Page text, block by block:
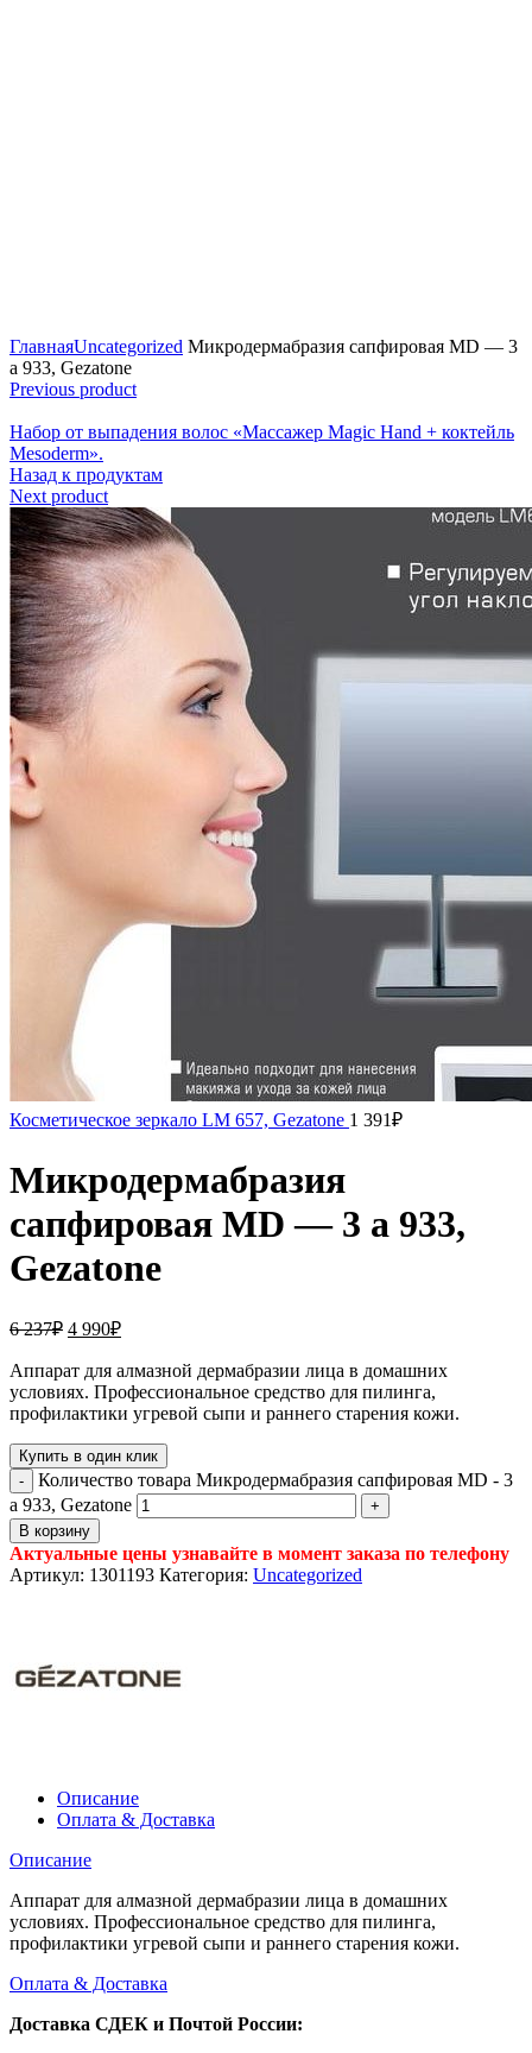
ГлавнаяUncategorized Микродермабразия сапфировая MD — 3
a 933, Gezatone
Previous product
Набор от выпадения волос «Массажер Magic Hand + коктейль
Mesoderm».
Назад к продуктам
Next product
Косметическое зеркало LM 657, Gezatone 1 391₽
Микродермабразия
сапфировая MD — 3 a 933,
Gezatone
6 237₽ 4 990₽
Аппарат для алмазной дермабразии лица в домашних
условиях. Профессиональное средство для пилинга,
профилактики угревой сыпи и раннего старения кожи.
Купить в один клик
Количество товара Микродермабразия сапфировая MD - 3
a 933, Gezatone
В корзину
Актуальные цены узнавайте в момент заказа по телефону
Артикул: 1301193 Категория: Uncategorized
Описание
Оплата & Доставка
Описание
Аппарат для алмазной дермабразии лица в домашних
условиях. Профессиональное средство для пилинга,
профилактики угревой сыпи и раннего старения кожи.
Оплата & Доставка
Доставка СДЕК и Почтой России: